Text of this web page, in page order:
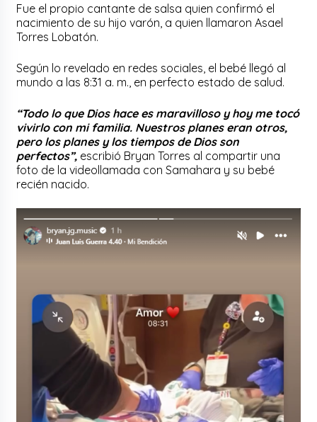
Fue el propio cantante de salsa quien confirmó el
nacimiento de su hijo varón, a quien llamaron Asael
Torres Lobatón.
Según lo revelado en redes sociales, el bebé llegó al
mundo a las 8:31 a. m., en perfecto estado de salud.
“Todo lo que Dios hace es maravilloso y hoy me tocó
vivirlo con mi familia. Nuestros planes eran otros,
pero los planes y los tiempos de Dios son
perfectos”, escribió Bryan Torres al compartir una
foto de la videollamada con Samahara y su bebé
recién nacido.